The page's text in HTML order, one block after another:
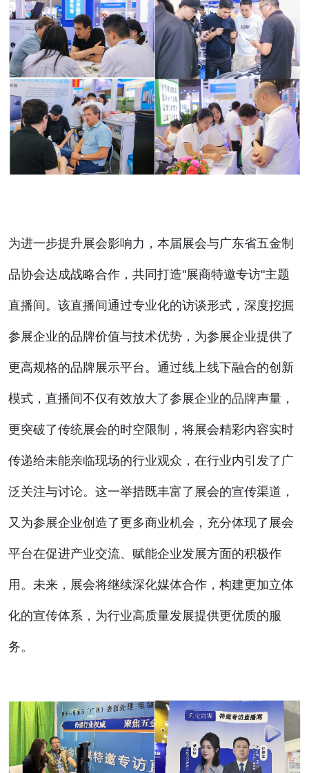
为进一步提升展会影响力，本届展会与广东省五金制
品协会达成战略合作，共同打造"展商特邀专访"主题
直播间。该直播间通过专业化的访谈形式，深度挖掘
参展企业的品牌价值与技术优势，为参展企业提供了
更高规格的品牌展示平台。通过线上线下融合的创新
模式，直播间不仅有效放大了参展企业的品牌声量，
更突破了传统展会的时空限制，将展会精彩内容实时
传递给未能亲临现场的行业观众，在行业内引发了广
泛关注与讨论。这一举措既丰富了展会的宣传渠道，
又为参展企业创造了更多商业机会，充分体现了展会
平台在促进产业交流、赋能企业发展方面的积极作
用。未来，展会将继续深化媒体合作，构建更加立体
化的宣传体系，为行业高质量发展提供更优质的服
务。